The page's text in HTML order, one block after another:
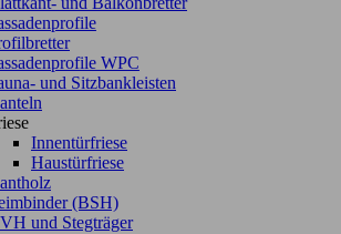
WPC
und Sitzbankleisten
Innentürfriese
Haustürfriese
(BSH)
und Stegträger